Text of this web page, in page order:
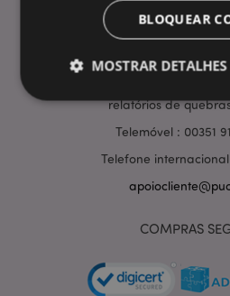
Subscreva a
ATENDIMENTO AO
relatórios de
Telemóvel : 00351
Telefone internacional
COMPRAS
BLOQUEAR
MOSTRAR DETALHES
Estritamente necessários
Segmentação
Os cookies estritamente
de utilizador e gestão de conta.
Nome